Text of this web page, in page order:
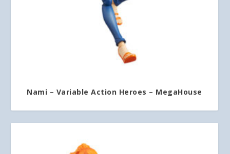
Nami – Variable Action Heroes – MegaHouse